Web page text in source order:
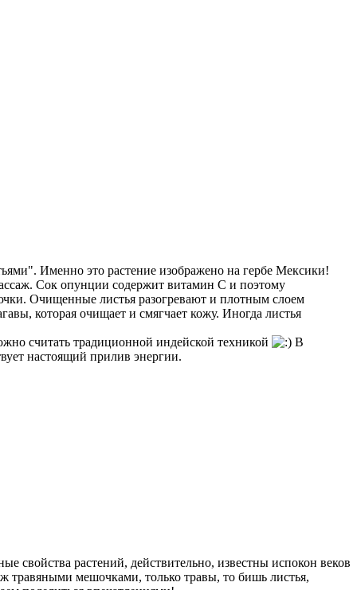
Именно это растение изображено на гербе Мексики!
Сок опунции содержит витамин С и поэтому
Очищенные листья разогревают и плотным слоем
которая очищает и смягчает кожу. Иногда листья
считать традиционной индейской техникой
В
настоящий прилив энергии.
свойства растений, действительно, известны испокон веков
травяными мешочками, только травы, то бишь листья,